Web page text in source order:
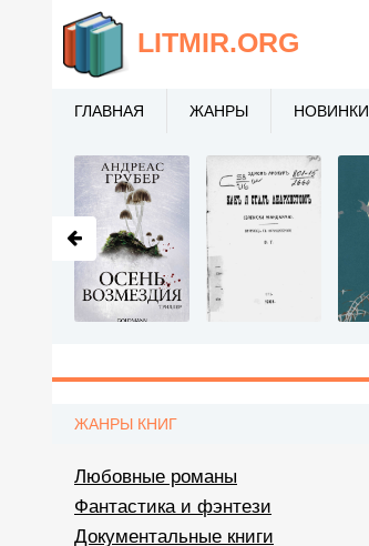
ЖАНРЫ КНИГ
Любовные романы
Фантастика и фэнтези
Документальные книги
LITMIR.ORG
ГЛАВНАЯ ЖАНРЫ НОВИНКИ